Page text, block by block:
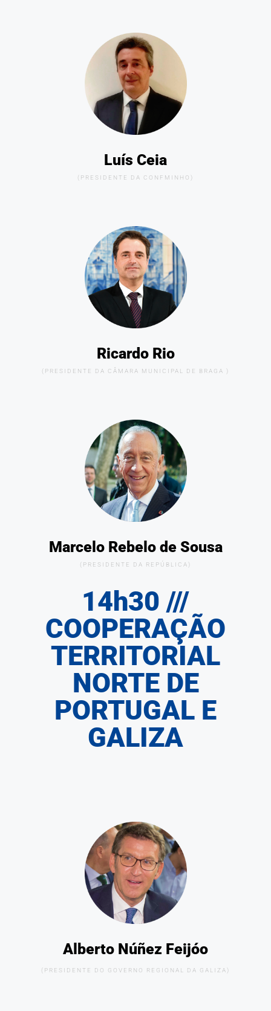
Luís Ceia
(PRESIDENTE DA CONFMINHO)
Ricardo Rio
(PRESIDENTE DA CÂMARA MUNICIPAL DE BRAGA )
Marcelo Rebelo de Sousa
(PRESIDENTE DA REPÚBLICA)
14h30 ///
COOPERAÇÃO
TERRITORIAL
NORTE DE
PORTUGAL E
GALIZA
Alberto Núñez Feijóo
(PRESIDENTE DO GOVERNO REGIONAL DA GALIZA)